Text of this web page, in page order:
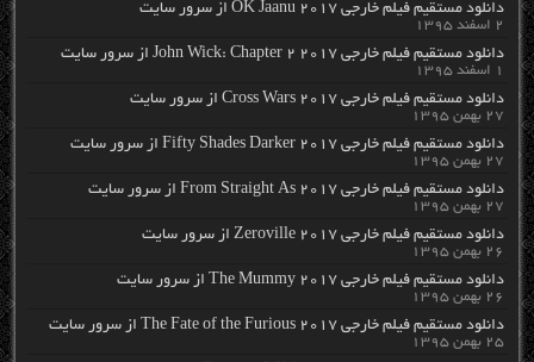
دانلود مستقیم فیلم خارجی OK Jaanu 2017 از سرور سایت
۲ اسفند ۱۳۹۵
دانلود مستقیم فیلم خارجی John Wick: Chapter 2 2017 از سرور سایت
۱ اسفند ۱۳۹۵
دانلود مستقیم فیلم خارجی Cross Wars 2017 از سرور سایت
۲۷ بهمن ۱۳۹۵
دانلود مستقیم فیلم خارجی Fifty Shades Darker 2017 از سرور سایت
۲۷ بهمن ۱۳۹۵
دانلود مستقیم فیلم خارجی From Straight As 2017 از سرور سایت
۲۷ بهمن ۱۳۹۵
دانلود مستقیم فیلم خارجی Zeroville 2017 از سرور سایت
۲۶ بهمن ۱۳۹۵
دانلود مستقیم فیلم خارجی The Mummy 2017 از سرور سایت
۲۶ بهمن ۱۳۹۵
دانلود مستقیم فیلم خارجی The Fate of the Furious 2017 از سرور سایت
۲۵ بهمن ۱۳۹۵